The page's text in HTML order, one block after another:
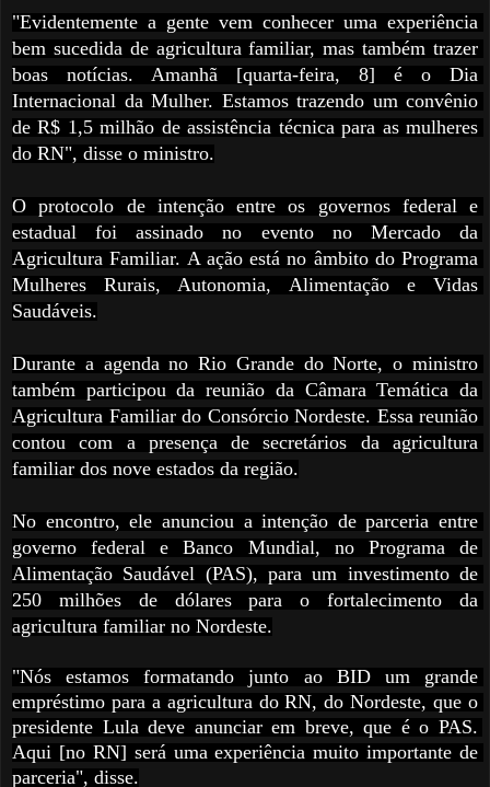
"Evidentemente a gente vem conhecer uma experiência
bem sucedida de agricultura familiar, mas também trazer
boas notícias. Amanhã [quarta-feira, 8] é o Dia
Internacional da Mulher. Estamos trazendo um convênio
de R$ 1,5 milhão de assistência técnica para as mulheres
do RN", disse o ministro.
O protocolo de intenção entre os governos federal e
estadual foi assinado no evento no Mercado da
Agricultura Familiar. A ação está no âmbito do Programa
Mulheres Rurais, Autonomia, Alimentação e Vidas
Saudáveis.
Durante a agenda no Rio Grande do Norte, o ministro
também participou da reunião da Câmara Temática da
Agricultura Familiar do Consórcio Nordeste. Essa reunião
contou com a presença de secretários da agricultura
familiar dos nove estados da região.
No encontro, ele anunciou a intenção de parceria entre
governo federal e Banco Mundial, no Programa de
Alimentação Saudável (PAS), para um investimento de
250 milhões de dólares para o fortalecimento da
agricultura familiar no Nordeste.
"Nós estamos formatando junto ao BID um grande
empréstimo para a agricultura do RN, do Nordeste, que o
presidente Lula deve anunciar em breve, que é o PAS.
Aqui [no RN] será uma experiência muito importante de
parceria", disse.